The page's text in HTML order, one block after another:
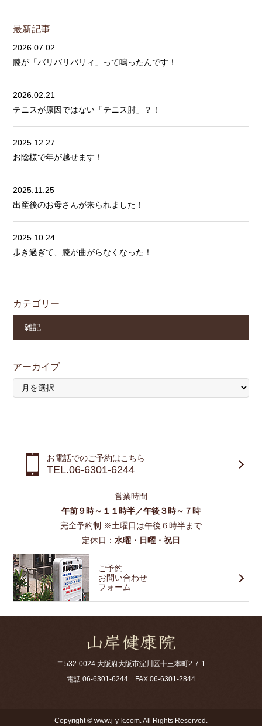
最新記事
2026.07.02
膝が「バリバリバリィ」って鳴ったんです！
2026.02.21
テニスが原因ではない「テニス肘」？！
2025.12.27
お陰様で年が越せます！
2025.11.25
出産後のお母さんが来られました！
2025.10.24
歩き過ぎて、膝が曲がらなくなった！
カテゴリー
雑記
アーカイブ
お電話でのご予約はこちら
TEL.06-6301-6244
営業時間
午前９時～１１時半／午後３時～７時
完全予約制 ※土曜日は午後６時半まで
定休日： 水曜・日曜・祝日
ご予約
お問い合わせ
フォーム
〒532-0024 大阪府大阪市淀川区十三本町2-7-1
電話 06-6301-6244 FAX 06-6301-2844
Copyright © www.j-y-k.com. All Rights Reserved.